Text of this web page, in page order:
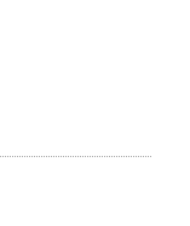
個人情報の内
います）を要